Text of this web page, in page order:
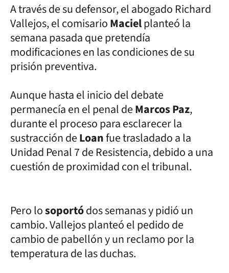
A través de su defensor, el abogado Richard
Vallejos, el comisarioMacielplanteó la
semana pasada que pretendía
modificaciones en las condiciones de su
prisión preventiva.
Aunque hasta el inicio del debate
permanecía en el penal deMarcos Paz,
durante el proceso para esclarecer la
sustracción deLoanfue trasladado a la
Unidad Penal 7 de Resistencia, debido a una
cuestión de proximidad con el tribunal.
Pero losoportódos semanas y pidió un
cambio. Vallejos planteó el pedido de
cambio de pabellón y un reclamo por la
temperatura de las duchas.